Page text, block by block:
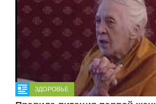
ЗДОРОВЬЕ